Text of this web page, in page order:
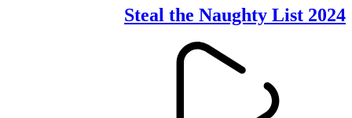
Steal the Naughty List 2024